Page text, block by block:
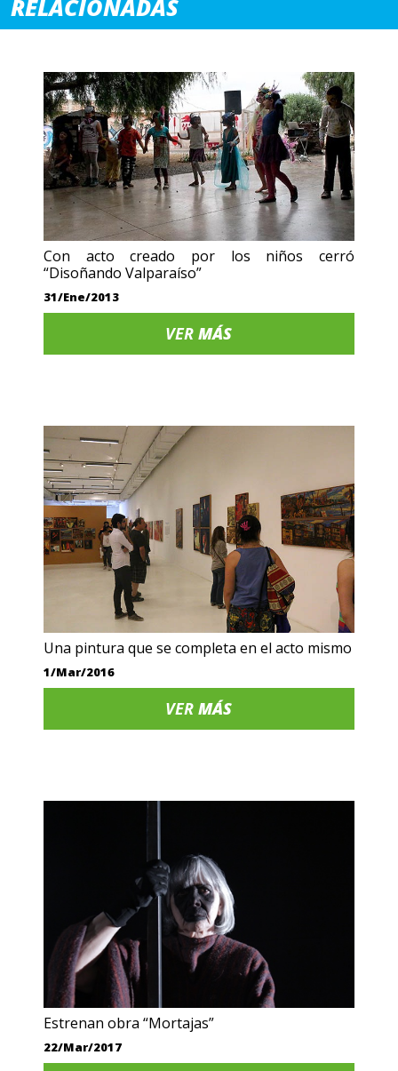
RELACIONADAS
Con acto creado por los niños cerró
“Disoñando Valparaíso”
31/Ene/2013
VERMÁS
Una pintura que se completa en el acto mismo
1/Mar/2016
VERMÁS
Estrenan obra “Mortajas”
22/Mar/2017